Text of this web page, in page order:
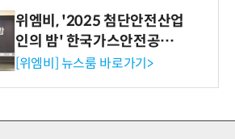
위엠비, '2025 첨단안전산업
인의 밤' 한국가스안전공사
사장상 수상
[위엠비] 뉴스룸 바로가기>